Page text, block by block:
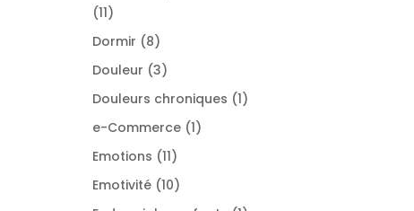
1111
produits
Dormir 88
produits
Douleur 33
produits
Douleurs chroniques 11
e-Commerce 11
Emotions 1111
produits
Emotivité 1010
produits